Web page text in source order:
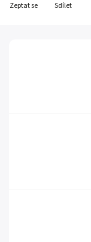
Zeptat se Sdílet